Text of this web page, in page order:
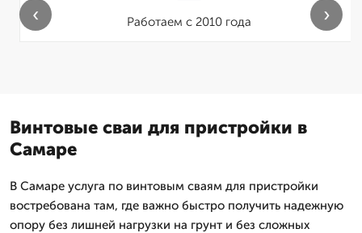
Работаем с 2010 года
‹ ›
Винтовые сваи для пристройки в
Самаре
В Самаре услуга по винтовым сваям для пристройки
востребована там, где важно быстро получить надежную
опору без лишней нагрузки на грунт и без сложных